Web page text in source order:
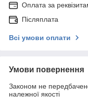
Оплата за
Післяплата
Всі умови оплати
Умови повернення
Законом не
належної якості